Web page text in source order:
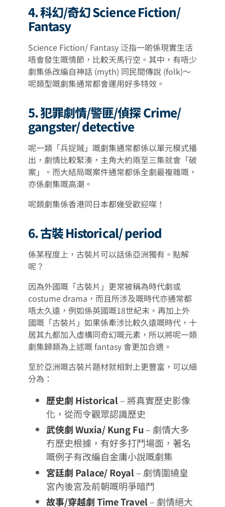
4. 科幻/奇幻 Science Fiction/
Fantasy
Science Fiction/ Fantasy 泛指一啲係現實生活
唔會發生嘅情節，比較天馬行空。其中，有唔少
劇集係改編自神話 (myth) 同民間傳說 (folk)～
呢類型嘅劇集通常都會運用好多特效。
5. 犯罪劇情/警匪/偵探 Crime/
gangster/ detective
呢一類「兵捉賊」嘅劇集通常都係以單元模式播
出，劇情比較緊湊，主角大約兩至三集就會「破
案」。而大結局嘅案件通常都係全劇最複雜嘅，
亦係劇集嘅高潮。
呢類劇集係香港同日本都幾受歡迎㗎！
6. 古裝 Historical/ period
係某程度上，古裝片可以話係亞洲獨有。點解
呢？
因為外國嘅「古裝片」更常被稱為時代劇或
costume drama，而且所涉及嘅時代亦通常都
唔太久遠，例如係英國嘅18世紀末。再加上外
國嘅「古裝片」如果係牽涉比較久遠嘅時代，十
居其九都加入虛構同奇幻嘅元素，所以將呢一類
劇集歸類為上述嘅 fantasy 會更加合適。
至於亞洲嘅古裝片題材就相對上更豐富，可以細
分為：
歷史劇 Historical – 將真實歷史影像
化，從而令觀眾認識歷史
武俠劇 Wuxia/ Kung Fu – 劇情大多
冇歷史根據，有好多打鬥場面，著名
嘅例子有改編自金庸小說嘅劇集
宮廷劇 Palace/ Royal – 劇情圍繞皇
宮內後宮及前朝嘅明爭暗鬥
故事/穿越劇 Time Travel– 劇情絕大